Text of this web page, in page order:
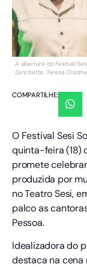
A abertura do Festival
Zanchetta, Teresa
COMPARTILHE:
O Festival Sesi
quinta-feira (18)
promete
produzida por
no Teatro Sesi,
palco as
Pessoa.
Idealizadora do
destaca na cena